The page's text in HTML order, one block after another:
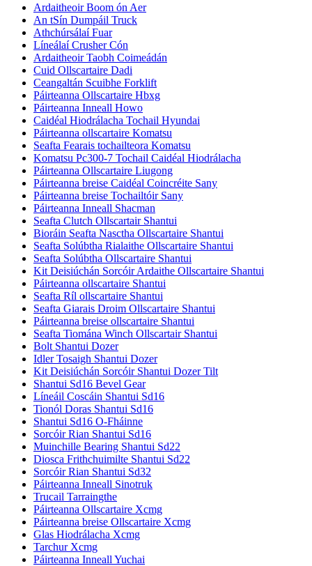
Ardaitheoir Boom ón Aer
An tSín Dumpáil Truck
Athchúrsálaí Fuar
Líneálaí Crusher Cón
Ardaitheoir Taobh Coimeádán
Cuid Ollscartaire Dadi
Ceangaltán Scuibhe Forklift
Páirteanna Ollscartaire Hbxg
Páirteanna Inneall Howo
Caidéal Hiodrálacha Tochail Hyundai
Páirteanna ollscartaire Komatsu
Seafta Fearais tochailteora Komatsu
Komatsu Pc300-7 Tochail Caidéal Hiodrálacha
Páirteanna Ollscartaire Liugong
Páirteanna breise Caidéal Coincréite Sany
Páirteanna breise Tochailtóir Sany
Páirteanna Inneall Shacman
Seafta Clutch Ollscartair Shantui
Bioráin Seafta Nasctha Ollscartaire Shantui
Seafta Solúbtha Rialaithe Ollscartaire Shantui
Seafta Solúbtha Ollscartaire Shantui
Kit Deisiúchán Sorcóir Ardaithe Ollscartaire Shantui
Páirteanna ollscartaire Shantui
Seafta Ríl ollscartaire Shantui
Seafta Giarais Droim Ollscartaire Shantui
Páirteanna breise ollscartaire Shantui
Seafta Tiomána Winch Ollscartair Shantui
Bolt Shantui Dozer
Idler Tosaigh Shantui Dozer
Kit Deisiúchán Sorcóir Shantui Dozer Tilt
Shantui Sd16 Bevel Gear
Líneáil Coscáin Shantui Sd16
Tionól Doras Shantui Sd16
Shantui Sd16 O-Fháinne
Sorcóir Rian Shantui Sd16
Muinchille Bearing Shantui Sd22
Diosca Frithchuimilte Shantui Sd22
Sorcóir Rian Shantui Sd32
Páirteanna Inneall Sinotruk
Trucail Tarraingthe
Páirteanna Ollscartaire Xcmg
Páirteanna breise Ollscartaire Xcmg
Glas Hiodrálacha Xcmg
Tarchur Xcmg
Páirteanna Inneall Yuchai